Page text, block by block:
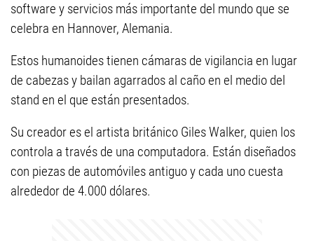
software y servicios más importante del mundo que se
celebra en Hannover, Alemania.
Estos humanoides tienen cámaras de vigilancia en lugar
de cabezas y bailan agarrados al caño en el medio del
stand en el que están presentados.
Su creador es el artista británico Giles Walker, quien los
controla a través de una computadora. Están diseñados
con piezas de automóviles antiguo y cada uno cuesta
alrededor de 4.000 dólares.